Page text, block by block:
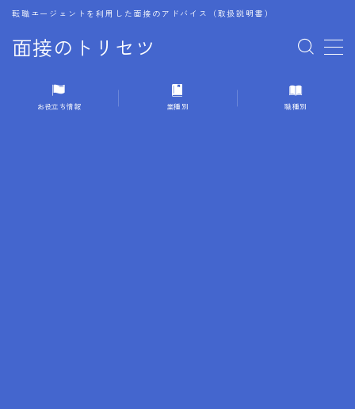
面接のトリセツ
転職エージェントを利用した面接のアドバイス（取扱説明書）
MENU
1.成功する面接戦略
お役立ち情報 業種別 職種別